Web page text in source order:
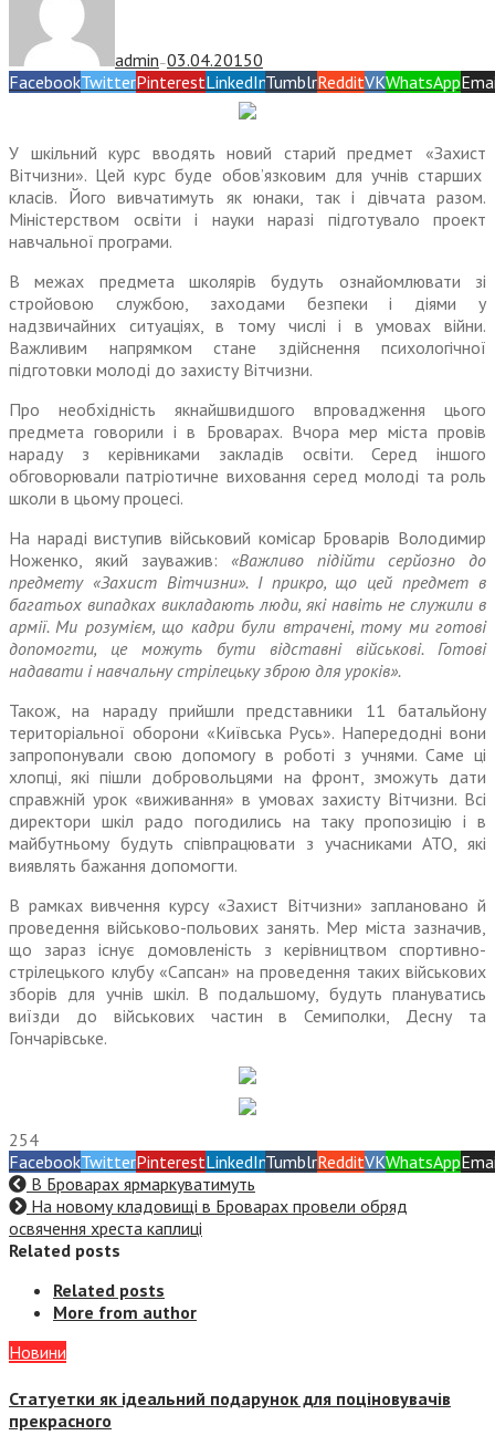
admin —03.04.20150
FacebookTwitterPinterestLinkedInTumblrRedditVKWhatsApp
У шкільний курс вводять новий старий предмет «Захист
Вітчизни». Цей курс буде обов’язковим для учнів старших
класів. Його вивчатимуть як юнаки, так і дівчата разом.
Міністерством освіти і науки наразі підготувало проект
навчальної програми.
В межах предмета школярів будуть ознайомлювати зі
стройовою службою, заходами безпеки і діями у
надзвичайних ситуаціях, в тому числі і в умовах війни.
Важливим напрямком стане здійснення психологічної
підготовки молоді до захисту Вітчизни.
Про необхідність якнайшвидшого впровадження цього
предмета говорили і в Броварах. Вчора мер міста провів
нараду з керівниками закладів освіти. Серед іншого
обговорювали патріотичне виховання серед молоді та роль
школи в цьому процесі.
На нараді виступив військовий комісар Броварів Володимир
Ноженко, який зауважив: «Важливо підійти серйозно до
предмету «Захист Вітчизни». І прикро, що цей предмет в
багатьох випадках викладають люди, які навіть не служили в
армії. Ми розумієм, що кадри були втрачені, тому ми готові
допомогти, це можуть бути відставні військові. Готові
надавати і навчальну стрілецьку зброю для уроків».
Також, на нараду прийшли представники 11 батальйону
територіальної оборони «Київська Русь». Напередодні вони
запропонували свою допомогу в роботі з учнями. Саме ці
хлопці, які пішли добровольцями на фронт, зможуть дати
справжній урок «виживання» в умовах захисту Вітчизни. Всі
директори шкіл радо погодились на таку пропозицію і в
майбутньому будуть співпрацювати з учасниками АТО, які
виявлять бажання допомогти.
В рамках вивчення курсу «Захист Вітчизни» заплановано й
проведення військово-польових занять. Мер міста зазначив,
що зараз існує домовленість з керівництвом спортивно-
стрілецького клубу «Сапсан» на проведення таких військових
зборів для учнів шкіл. В подальшому, будуть плануватись
виїзди до військових частин в Семиполки, Десну та
Гончарівське.
254
FacebookTwitterPinterestLinkedInTumblrRedditVKWhatsApp
В Броварах ярмаркуватимуть
На новому кладовищі в Броварах провели обряд
освячення хреста каплиці
Related posts
Related posts
More from author
Новини
Статуетки як ідеальний подарунок для поціновувачів
прекрасного